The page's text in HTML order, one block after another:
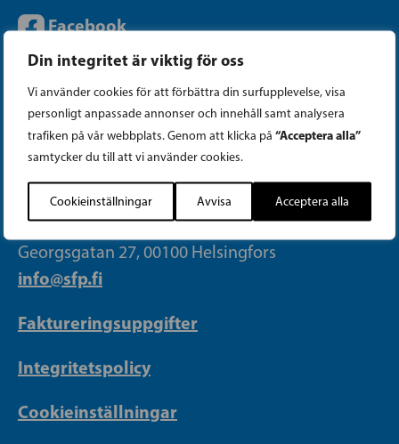
Din integritet är viktig för oss
Vi använder cookies för att förbättra din surfupplevelse, visa
personligt anpassade annonser och innehåll samt analysera
trafiken på vår webbplats. Genom att klicka på “Acceptera alla”
samtycker du till att vi använder cookies.
Cookieinställningar Avvisa Acceptera alla
Facebook
Tiktok
PARTIKANSLIET
Telefon (09) 693 070
PB 430, 00101 Helsingfors
Georgsgatan 27, 00100 Helsingfors
info@sfp.fi
Faktureringsuppgifter
Integritetspolicy
Cookieinställningar